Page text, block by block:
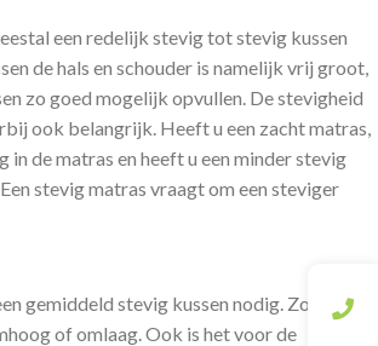
een redelijk stevig tot stevig kussen
de hals en schouder is namelijk vrij groot,
zo goed mogelijk opvullen. De stevigheid
ook belangrijk. Heeft u een zacht matras,
in de matras en heeft u een minder stevig
stevig matras vraagt om een steviger
gemiddeld stevig kussen nodig. Zo ligt het
of omlaag. Ook is het voor de